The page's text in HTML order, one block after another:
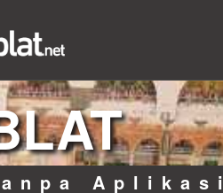
Aplikasi